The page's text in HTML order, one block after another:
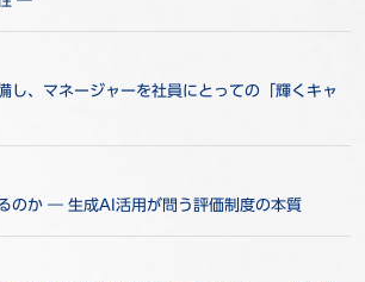
し、マネージャーを社員にとっての「輝くキャ
のか ― 生成AI活用が問う評価制度の本質